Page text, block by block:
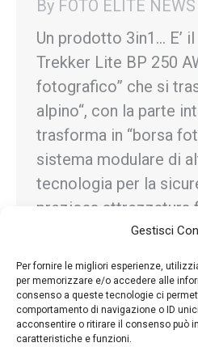
Gestisci
Per fornire le migliori esperienze,
per memorizzare e/o accedere alle
consenso a queste tecnologie ci
comportamento di navigazione o ID
acconsentire o ritirare il consenso può
caratteristiche e funzioni.
By FOTO ELITE NEWS
Un prodotto 3in1… E’ il
Trekker Lite BP 250
fotografico” che si
alpino“, con la parte
trasforma in “borsa
sistema modulare di
tecnologia per la
preziosa attrezzatura
o drone, e per la
Un’attenzione